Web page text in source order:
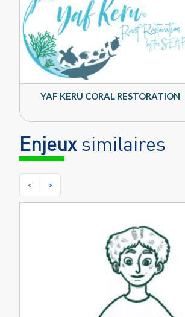
YAF KERU CORAL RESTORATION
Enjeuxsimilaires
< >